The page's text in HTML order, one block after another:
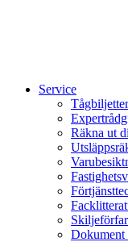
Service
Tågbiljetter
Räkna ut
Dokument